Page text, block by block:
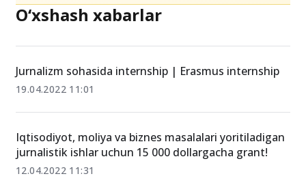
Jurnalizm sohasida internship | Erasmus internship
19.04.2022 11:01